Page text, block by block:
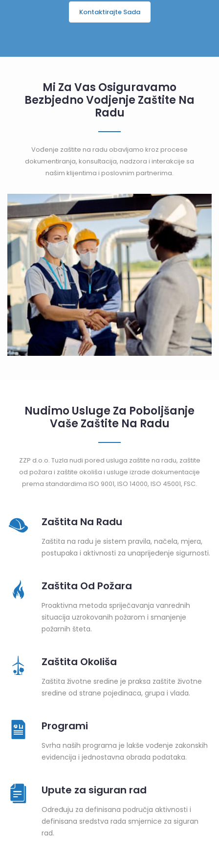
Kontaktirajte Sada
Mi Za Vas Osiguravamo
Bezbjedno Vodjenje Zaštite Na
Radu
Vođenje zaštite na radu obavljamo kroz procese
dokumentiranja, konsultacija, nadzora i interakcije sa
našim klijentima i poslovnim partnerima.
Nudimo Usluge Za Poboljšanje
Vaše Zaštite Na Radu
ZZP d.o.o. Tuzla nudi pored usluga zaštite na radu, zaštite
od požara i zaštite okoliša i usluge izrade dokumentacije
prema standardima ISO 9001, ISO 14000, ISO 45001, FSC.
Zaštita Na Radu
Zaštita na radu je sistem pravila, načela, mjera,
postupaka i aktivnosti za unaprijeđenje sigurnosti.
Zaštita Od Požara
Proaktivna metoda spriječavanja vanrednih
situacija uzrokovanih požarom i smanjenje
požarnih šteta.
Zaštita Okoliša
Zaštita životne sredine je praksa zaštite životne
sredine od strane pojedinaca, grupa i vlada.
Programi
Svrha naših programa je lakše vođenje zakonskih
evidencija i jednostavna obrada podataka.
Upute za siguran rad
Određuju za definisana područja aktivnosti i
definisana sredstva rada smjernice za siguran
rad.